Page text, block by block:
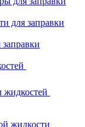
для заправки
жидкостей
жидкости